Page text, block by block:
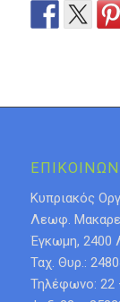
Κυπριακός
Λεωφ.
Έγκωμη, 2400
Ταχ. Θυρ.:
Τηλέφωνο: 22